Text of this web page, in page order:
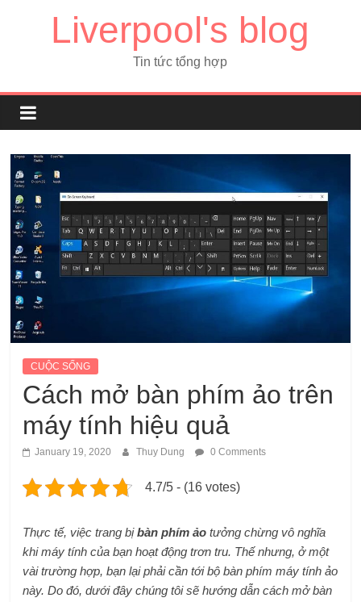
Liverpool's blog
Tin tức tổng hợp
CUỘC SỐNG
Cách mở bàn phím ảo trên
máy tính hiệu quả
January 19, 2020 Thuy Dung 0 Comments
4.7/5 - (16 votes)
Thực tế, việc trang bịbàn phím ảo tưởng chừng vô nghĩa
khi máy tính của bạn hoạt động trơn tru. Thế nhưng, ở một
vài trường hợp, bạn lại phải cần tới bộ bàn phím máy tính ảo
này. Do đó, dưới đây chúng tôi sẽ hướng dẫn cách mở bàn